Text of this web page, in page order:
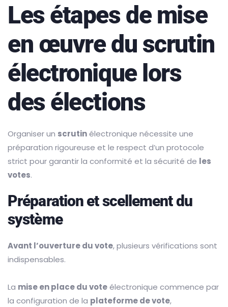
Les étapes de mise
en œuvre du scrutin
électronique lors
des élections
Organiser un scrutinélectronique nécessite une
préparation rigoureuse et le respect d’un protocole
strict pour garantir la conformité et la sécurité de les
votes.
Préparation et scellement du
système
Avant l’ouverture du vote, plusieurs vérifications sont
indispensables.
La mise en place du voteélectronique commence par
la configuration de la plateforme de vote,